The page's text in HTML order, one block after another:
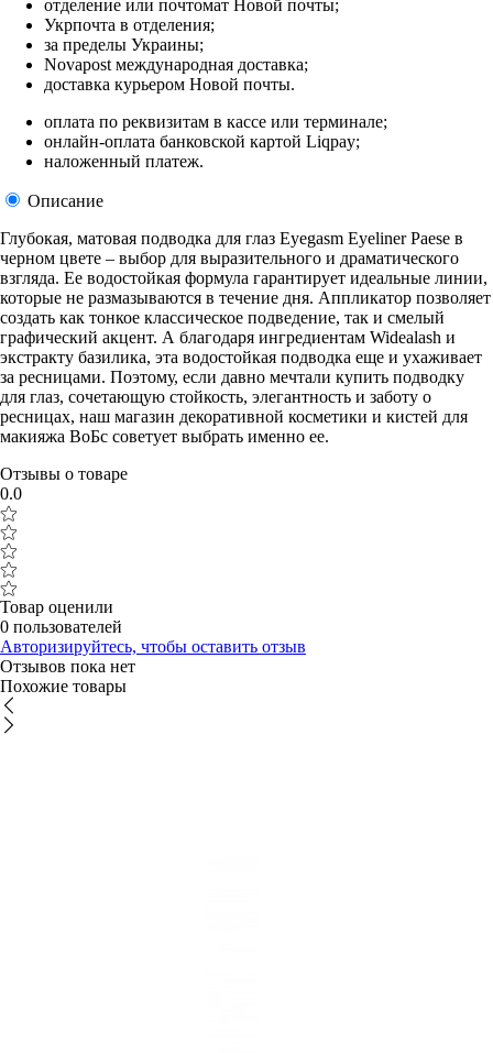
отделение или почтомат Новой почты;
Укрпочта в отделения;
за пределы Украины;
Novapost международная доставка;
доставка курьером Новой почты.
оплата по реквизитам в кассе или терминале;
онлайн-оплата банковской картой Liqpay;
наложенный платеж.
Описание
Глубокая, матовая подводка для глаз Eyegasm Eyeliner Paese в
черном цвете – выбор для выразительного и драматического
взгляда. Ее водостойкая формула гарантирует идеальные линии,
которые не размазываются в течение дня. Аппликатор позволяет
создать как тонкое классическое подведение, так и смелый
графический акцент. А благодаря ингредиентам Widealash и
экстракту базилика, эта водостойкая подводка еще и ухаживает
за ресницами. Поэтому, если давно мечтали купить подводку
для глаз, сочетающую стойкость, элегантность и заботу о
ресницах, наш магазин декоративной косметики и кистей для
макияжа ВоБс советует выбрать именно ее.
Отзывы о товаре
0.0
Товар оценили
0 пользователей
Авторизируйтесь, чтобы оставить отзыв
Отзывов пока нет
Похожие товары